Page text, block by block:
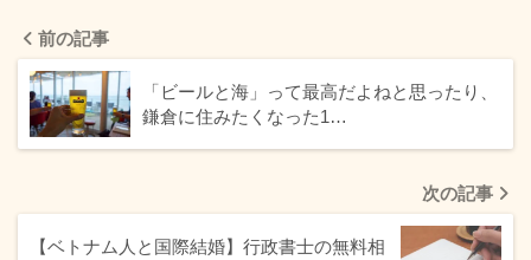
前の記事
「ビールと海」って最高だよねと思ったり、
鎌倉に住みたくなった1…
次の記事
【ベトナム人と国際結婚】行政書士の無料相